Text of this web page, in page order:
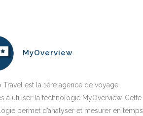
MyOverview
Travel est la 1ère agence de voyage
à utiliser la technologie MyOverview. Cette
permet d’analyser et mesurer en temps